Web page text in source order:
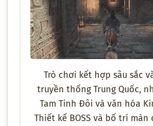
Trò chơi kết hợp sâu sắc
truyền thống Trung Quốc,
Tam Tinh Đôi và văn hóa
Thiết kế BOSS và bố trí màn